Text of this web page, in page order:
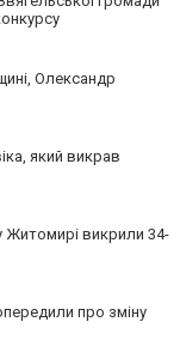
Олександр
який викрав
Житомирі викрили 34-
про зміну